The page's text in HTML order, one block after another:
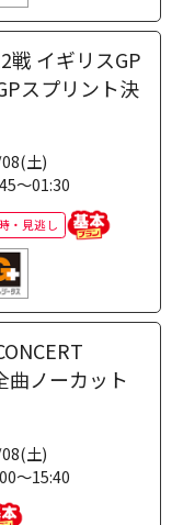
戦 イギリスGP
スプリント決
土)
～01:30
・見逃し
曲ノーカット
土)
～15:40